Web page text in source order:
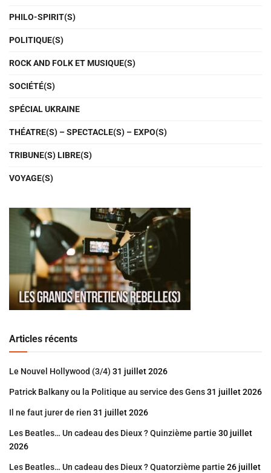
PHILO-SPIRIT(S)
POLITIQUE(S)
ROCK AND FOLK ET MUSIQUE(S)
SOCIÉTÉ(S)
SPÉCIAL UKRAINE
THÉATRE(S) – SPECTACLE(S) – EXPO(S)
TRIBUNE(S) LIBRE(S)
VOYAGE(S)
Articles récents
Le Nouvel Hollywood (3/4) 31 juillet 2026
Patrick Balkany ou la Politique au service des Gens31 juillet 2026
Il ne faut jurer de rien 31 juillet 2026
Les Beatles… Un cadeau des Dieux ? Quinzième partie 30 juillet
2026
Les Beatles… Un cadeau des Dieux ? Quatorzième partie 26 juillet